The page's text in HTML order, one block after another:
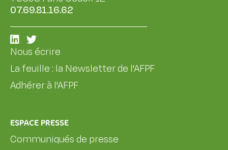
07.69.81.16.62
Nous écrire
La feuille : la Newsletter de l'AFPF
Adhérer à l'AFPF
ESPACE PRESSE
Communiqués de presse